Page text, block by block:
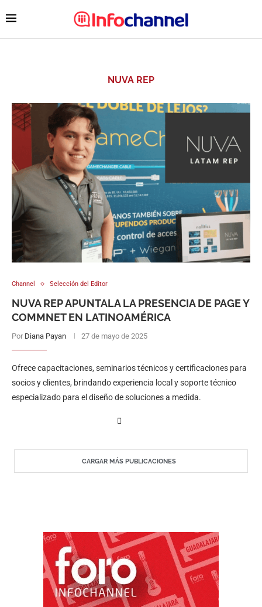
NUVA REP
Channel Selección del Editor
NUVA REP APUNTALA LA PRESENCIA DE PAGE Y
COMMNET EN LATINOAMÉRICA
Por Diana Payan 27 de mayo de 2025
Ofrece capacitaciones, seminarios técnicos y certificaciones para
socios y clientes, brindando experiencia local y soporte técnico
especializado para el diseño de soluciones a medida.
CARGAR MÁS PUBLICACIONES